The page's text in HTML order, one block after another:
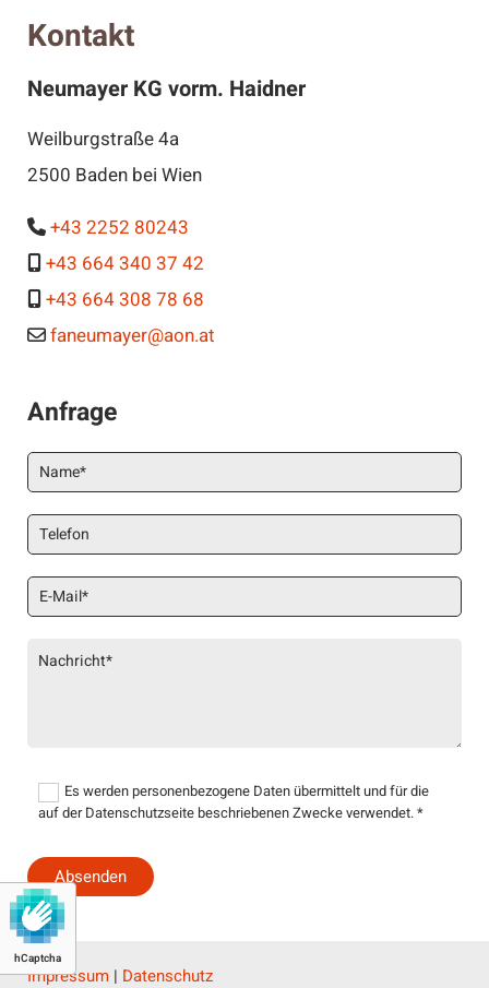
Kontakt
Neumayer KG vorm. Haidner
Weilburgstraße 4a
2500 Baden bei Wien
 +43 2252 80243
 +43 664 340 37 42
 +43 664 308 78 68
 faneumayer@aon.at
Anfrage
Es werden personenbezogene Daten übermittelt und für die
auf der Datenschutzseite beschriebenen Zwecke verwendet. *
Impressum | Datenschutz
hCaptcha